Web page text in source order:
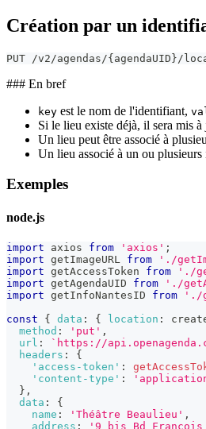
Création par un
PUT /v2/agendas/{agendaUID}/
### En bref
key est le nom de l'identifiant,
Si le lieu existe déjà, il sera mis à
Un lieu peut être associé à
Un lieu associé à un ou
Exemples
node.js
import axios from 'axios' ;
import getImageURL from './
import getAccessToken from './
import getAgendaUID from './
import getInfoNantesID from './
const
{ data : { location :
method : 'put' ,
url : ` https://
headers :
{
'access-token' :
'content-type' :
} ,
data :
{
name : 'Théâtre Beaulieu' ,
address : '9 bis Bd François